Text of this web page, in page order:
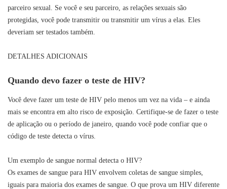
parceiro sexual. Se você e seu parceiro, as relações sexuais são
protegidas, você pode transmitir ou transmitir um vírus a elas. Eles
deveriam ser testados também.
DETALHES ADICIONAIS
Quando devo fazer o teste de HIV?
Você deve fazer um teste de HIV pelo menos um vez na vida – e ainda
mais se encontra em alto risco de exposição. Certifique-se de fazer o teste
de aplicação ou o período de janeiro, quando você pode confiar que o
código de teste detecta o vírus.
Um exemplo de sangue normal detecta o HIV?
Os exames de sangue para HIV envolvem coletas de sangue simples,
iguais para maioria dos exames de sangue. O que prova um HIV diferente